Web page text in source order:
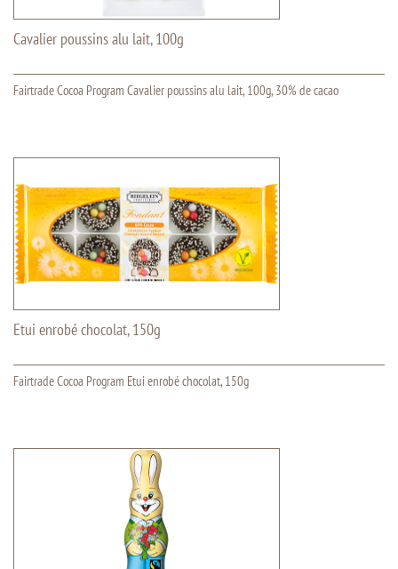
Cavalier poussins alu lait, 100g
Fairtrade Cocoa Program Cavalier poussins alu lait, 100g, 30% de cacao
Etui enrobé chocolat, 150g
Fairtrade Cocoa Program Etui enrobé chocolat, 150g